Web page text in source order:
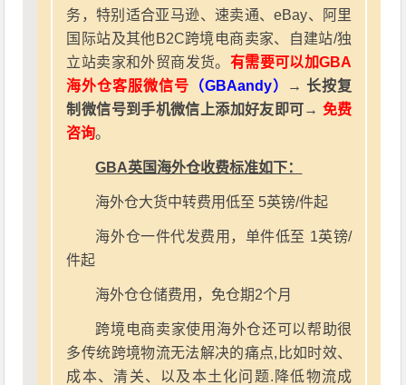
务，特别适合亚马逊、速卖通、eBay、阿里
国际站及其他B2C跨境电商卖家、自建站/独
立站卖家和外贸商发货。 有需要可以加GBA
海外仓客服微信号 （GBAandy）
→ 长按复
制微信号到手机微信上添加好友即可→ 免费
咨询。
GBA英国海外仓收费标准如下：
海外仓大货中转费用低至 5英镑/件起
海外仓一件代发费用，单件低至 1英镑/
件起
海外仓仓储费用，免仓期2个月
跨境电商卖家使用海外仓还可以帮助很
多传统跨境物流无法解决的痛点,比如时效、
成本、清关、以及本土化问题.降低物流成